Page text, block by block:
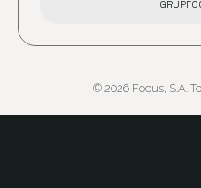
© 2026 Focus, S.A.